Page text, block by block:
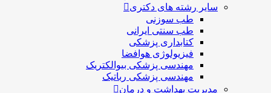
سایر رشته های دکتری
طب سوزنی
طب سنتی ایرانی
کتابداری پزشکی
فیزیولوژی هوافضا
مهندسی پزشکی بیوالکتریک
مهندسی پزشکی رباتیک
مدیریت بهداشت و درمان